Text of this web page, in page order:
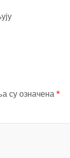
су означена *